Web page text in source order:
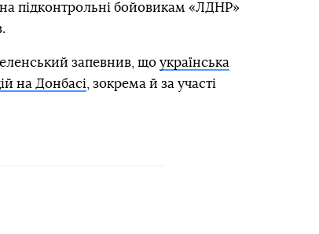
підконтрольні бойовикам «ЛДНР»
запевнив, що українська
на Донбасі , зокрема й за участі